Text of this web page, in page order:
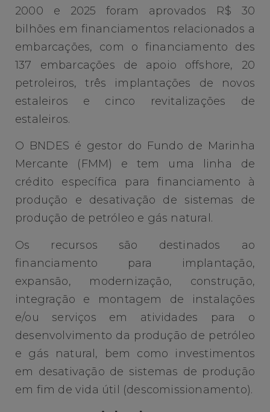
2000 e 2025 foram aprovados R$ 30
bilhões em financiamentos relacionados a
embarcações, com o financiamento des
137 embarcações de apoio offshore, 20
petroleiros, três implantações de novos
estaleiros e cinco revitalizações de
estaleiros.
O BNDES é gestor do Fundo de Marinha
Mercante (FMM) e tem uma linha de
crédito específica para financiamento à
produção e desativação de sistemas de
produção de petróleo e gás natural.
Os recursos são destinados ao
financiamento para implantação,
expansão, modernização, construção,
integração e montagem de instalações
e/ou serviços em atividades para o
desenvolvimento da produção de petróleo
e gás natural, bem como investimentos
em desativação de sistemas de produção
em fim de vida útil (descomissionamento).